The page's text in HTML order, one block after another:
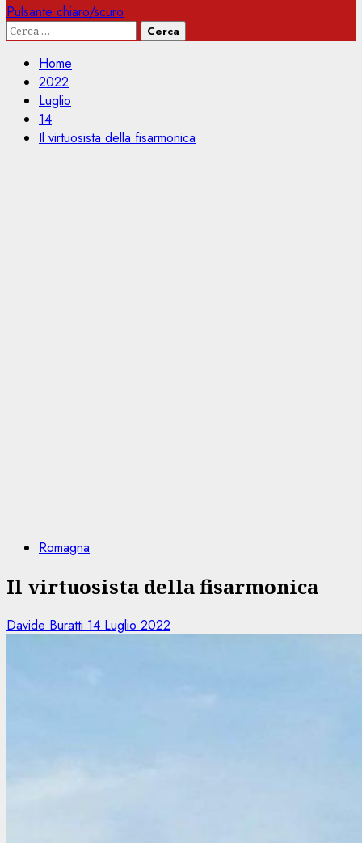
Pulsante chiaro/scuro
Ricerca
Home
2022
Luglio
14
Il virtuosista della fisarmonica
Romagna
Il virtuosista della fisarmonica
Davide Buratti 14 Luglio 2022